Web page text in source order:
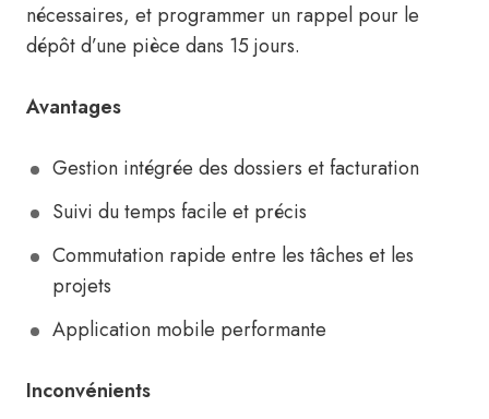
nécessaires, et programmer un rappel pour le
dépôt d’une pièce dans 15 jours.
Avantages
Gestion intégrée des dossiers et facturation
Suivi du temps facile et précis
Commutation rapide entre les tâches et les
projets
Application mobile performante
Inconvénients